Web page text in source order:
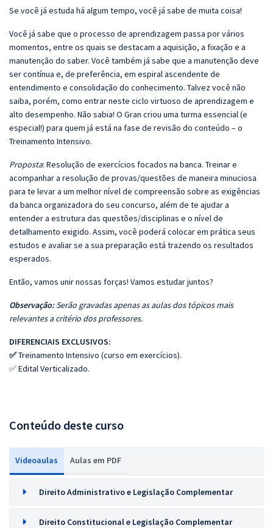
Se você já estuda há algum tempo, você já sabe de muita coisa!
Você já sabe que o processo de aprendizagem passa por vários
momentos, entre os quais se destacam a aquisição, a fixação e a
manutenção do saber. Você também já sabe que a manutenção deve
ser contínua e, de preferência, em espiral ascendente de
entendimento e consolidação do conhecimento. Talvez você não
saiba, porém, como entrar neste ciclo virtuoso de aprendizagem e
alto desempenho. Não sabia! O Gran criou uma turma essencial (e
especial!) para quem já está na fase de revisão do conteúdo – o
Treinamento Intensivo.
Proposta: Resolução de exercícios focados na banca. Treinar e
acompanhar a resolução de provas/questões de maneira minuciosa
para te levar a um melhor nível de compreensão sobre as exigências
da banca organizadora do seu concurso, além de te ajudar a
entender a estrutura das questões/disciplinas e o nível de
detalhamento exigido. Assim, você poderá colocar em prática seus
estudos e avaliar se a sua preparação está trazendo os resultados
esperados.
Então, vamos unir nossas forças! Vamos estudar juntos?
Observação:Serão gravadas apenas as aulas dos tópicos mais
relevantes a critério dos professores.
DIFERENCIAIS EXCLUSIVOS:
✅Treinamento Intensivo (curso em exercícios).
✅ Edital Verticalizado.
Conteúdo deste curso
Videoaulas Aulas em PDF
Direito Administrativo e Legislação Complementar
Direito Constitucional e Legislação Complementar